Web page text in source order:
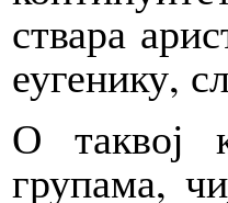
ствара
еугенику,
О таквој
групама,